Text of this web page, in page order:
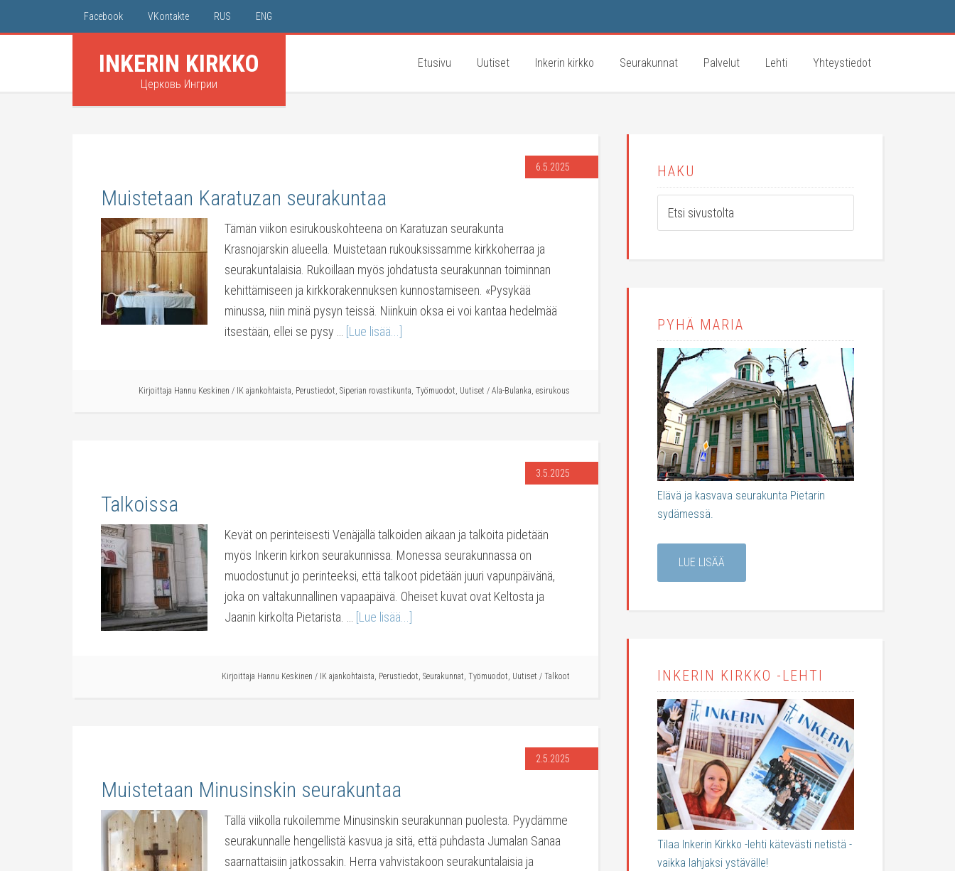
Facebook VKontakte RUS ENG
INKERIN KIRKKO
Церковь Ингрии
Etusivu Uutiset Inkerin kirkko Seurakunnat Palvelut Lehti Yhteystiedot
6.5.2025
Muistetaan Karatuzan seurakuntaa
Tämän viikon esirukouskohteena on Karatuzan seurakunta
Krasnojarskin alueella. Muistetaan rukouksissamme kirkkoherraa ja
seurakuntalaisia. Rukoillaan myös johdatusta seurakunnan toiminnan
kehittämiseen ja kirkkorakennuksen kunnostamiseen. «Pysykää
minussa, niin minä pysyn teissä. Niinkuin oksa ei voi kantaa hedelmää
itsestään, ellei se pysy …
[Lue lisää...]
Kirjoittaja Hannu Keskinen / IK ajankohtaista, Perustiedot, Siperian rovastikunta, Työmuodot, Uutiset / Ala-Bulanka, esirukous
3.5.2025
Talkoissa
Kevät on perinteisesti Venäjällä talkoiden aikaan ja talkoita pidetään
myös Inkerin kirkon seurakunnissa. Monessa seurakunnassa on
muodostunut jo perinteeksi, että talkoot pidetään juuri vapunpäivänä,
joka on valtakunnallinen vapaapäivä. Oheiset kuvat ovat Keltosta ja
Jaanin kirkolta Pietarista. …
[Lue lisää...]
Kirjoittaja Hannu Keskinen / IK ajankohtaista, Perustiedot, Seurakunnat, Työmuodot, Uutiset / Talkoot
2.5.2025
Muistetaan Minusinskin seurakuntaa
Tällä viikolla rukoilemme Minusinskin seurakunnan puolesta. Pyydämme
seurakunnalle hengellistä kasvua ja sitä, että puhdasta Jumalan Sanaa
saarnattaisiin jatkossakin. Herra vahvistakoon seurakuntalaisia ja
HAKU
PYHÄ MARIA
Elävä ja kasvava seurakunta Pietarin
sydämessä.
LUE LISÄÄ
INKERIN KIRKKO -LEHTI
Tilaa Inkerin Kirkko -lehti kätevästi netistä -
vaikka lahjaksi ystävälle!